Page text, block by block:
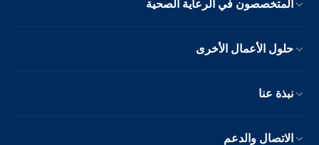
المتخصصون في الرعاية الصحية
حلول الأعمال الأخرى
نبذة عنا
الاتصال والدعم